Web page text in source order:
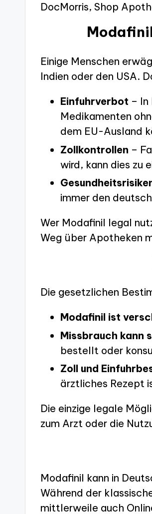
DocMorris, Shop
Einige Menschen
Indien oder den USA.
Einfuhrverbot –
Medikamenten
dem EU-Ausland
Zollkontrollen –
wird, kann dies zu
immer den
Wer Modafinil legal
Weg über Apotheken
Die gesetzlichen
Modafinil ist
Missbrauch kann
bestellt oder
Zoll und
ärztliches Rezept
Die einzige legale
zum Arzt oder die
Modafinil kann in
Während der
mittlerweile auch